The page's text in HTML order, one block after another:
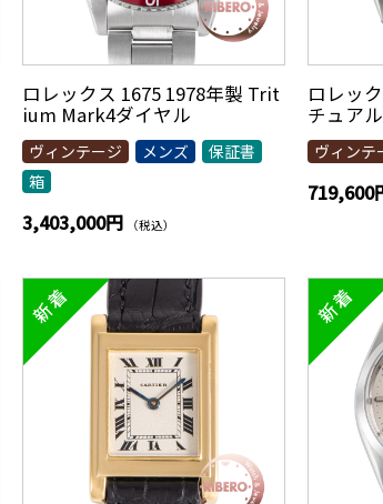
ロレックス 1675 1978年製 Trit
ium Mark4ダイヤル
ヴィンテージ メンズ
保証書
箱
3,403,000円 （税込）
ロレッ
チュア
ヴィンテ
719,600